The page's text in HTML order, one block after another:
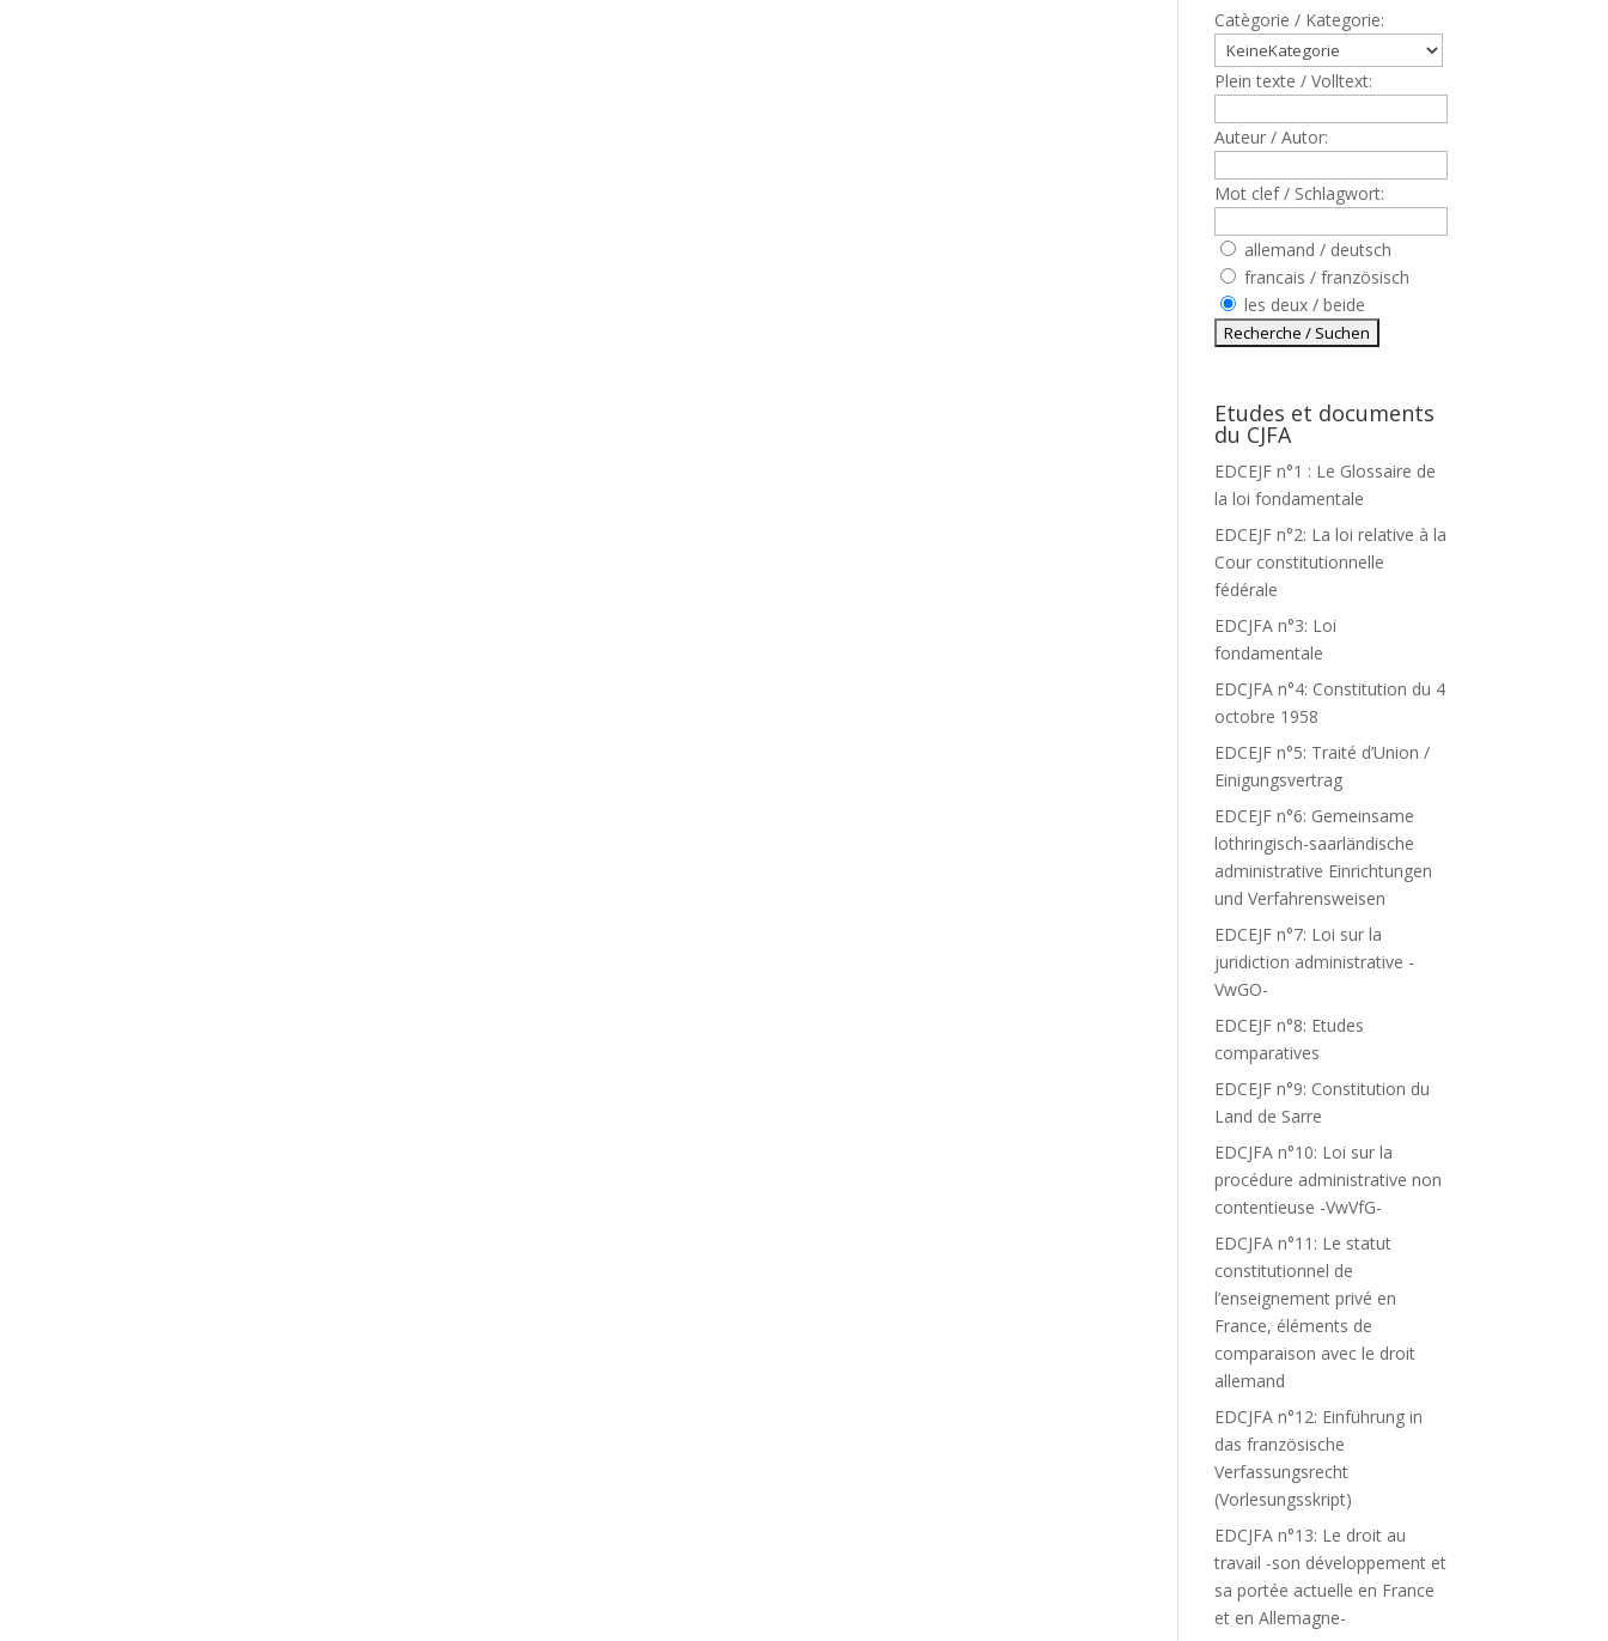
Catègorie / Kategorie:
Plein texte / Volltext:
Auteur / Autor:
Mot clef / Schlagwort:
allemand / deutsch
francais / französisch
les deux / beide
Etudes et documents
du CJFA
EDCEJF n°1 : Le Glossaire de
la loi fondamentale
EDCEJF n°2: La loi relative à la
Cour constitutionnelle
fédérale
EDCJFA n°3: Loi
fondamentale
EDCJFA n°4: Constitution du 4
octobre 1958
EDCEJF n°5: Traité d’Union /
Einigungsvertrag
EDCEJF n°6: Gemeinsame
lothringisch-saarländische
administrative Einrichtungen
und Verfahrensweisen
EDCEJF n°7: Loi sur la
juridiction administrative -
VwGO-
EDCEJF n°8: Etudes
comparatives
EDCEJF n°9: Constitution du
Land de Sarre
EDCJFA n°10: Loi sur la
procédure administrative non
contentieuse -VwVfG-
EDCJFA n°11: Le statut
constitutionnel de
l’enseignement privé en
France, éléments de
comparaison avec le droit
allemand
EDCJFA n°12: Einführung in
das französische
Verfassungsrecht
(Vorlesungsskript)
EDCJFA n°13: Le droit au
travail -son développement et
sa portée actuelle en France
et en Allemagne-